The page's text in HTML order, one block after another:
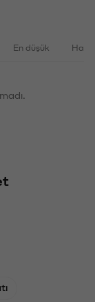
En düşük